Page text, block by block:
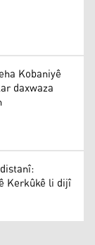
Kobaniyê
daxwaza
Kerkûkê li dijî